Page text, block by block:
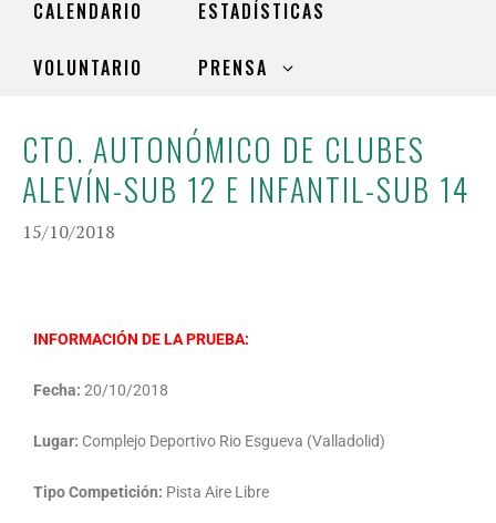
CALENDARIO ESTADÍSTICAS
VOLUNTARIO PRENSA
CTO. AUTONÓMICO DE CLUBES
ALEVÍN-SUB 12 E INFANTIL-SUB 14
15/10/2018
INFORMACIÓN DE LA PRUEBA:
Fecha: 20/10/2018
Lugar: Complejo Deportivo Rio Esgueva (Valladolid)
Tipo Competición: Pista Aire Libre